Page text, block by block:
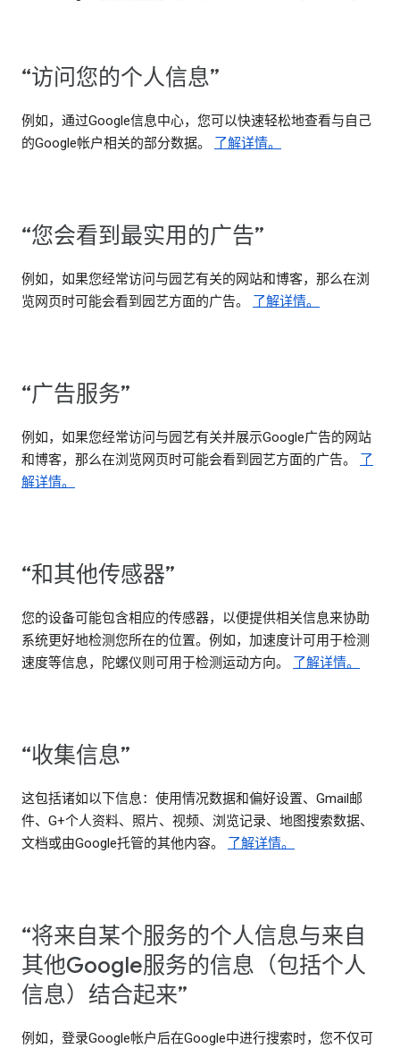
“访问您的个人信息”
例如，通过Google信息中心，您可以快速轻松地查看与自己
的Google帐户相关的部分数据。 了解详情。
“您会看到最实用的广告”
例如，如果您经常访问与园艺有关的网站和博客，那么在浏
览网页时可能会看到园艺方面的广告。 了解详情。
“广告服务”
例如，如果您经常访问与园艺有关并展示Google广告的网站
和博客，那么在浏览网页时可能会看到园艺方面的广告。 了
解详情。
“和其他传感器”
您的设备可能包含相应的传感器，以便提供相关信息来协助
系统更好地检测您所在的位置。例如，加速度计可用于检测
速度等信息，陀螺仪则可用于检测运动方向。 了解详情。
“收集信息”
这包括诸如以下信息：使用情况数据和偏好设置、Gmail邮
件、G+个人资料、照片、视频、浏览记录、地图搜索数据、
文档或由Google托管的其他内容。 了解详情。
“将来自某个服务的个人信息与来自
其他Google服务的信息（包括个人
信息）结合起来”
例如，登录Google帐户后在Google中进行搜索时，您不仅可